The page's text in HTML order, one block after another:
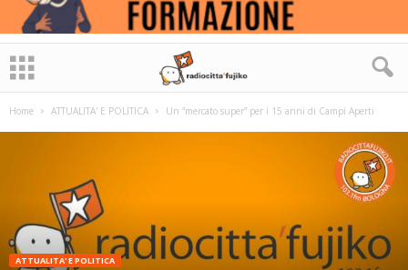
Home ATTUALITA' E POLITICA Un “mercato super” per i 15 anni di Campi Aperti
ATTUALITA' E POLITICA